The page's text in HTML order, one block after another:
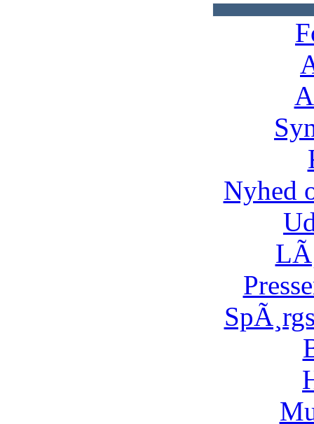
Nyhed